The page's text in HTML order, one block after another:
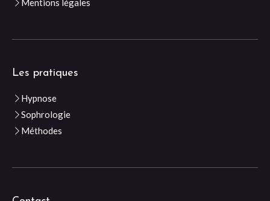
Mentions légales
Les pratiques
Hypnose
Sophrologie
Méthodes